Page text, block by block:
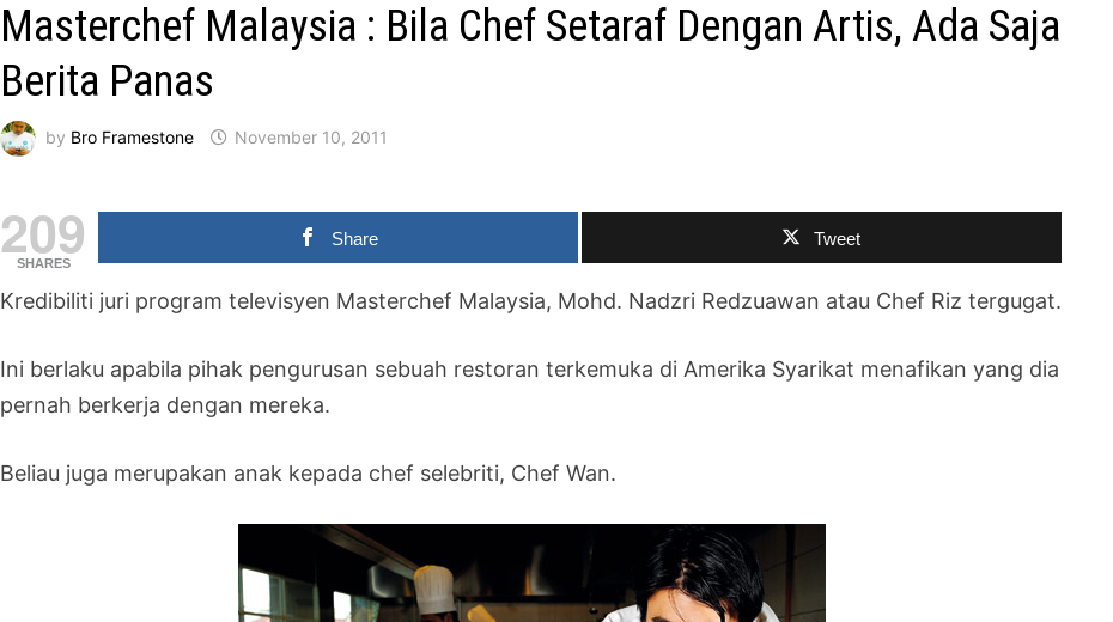
Masterchef Malaysia : Bila Chef Setaraf Dengan Artis, Ada Saja
Berita Panas
by Bro Framestone November 10, 2011
209
SHARES
Share Tweet
Kredibiliti juri program televisyen Masterchef Malaysia, Mohd. Nadzri Redzuawan atau Chef Riz tergugat.
Ini berlaku apabila pihak pengurusan sebuah restoran terkemuka di Amerika Syarikat menafikan yang dia
pernah berkerja dengan mereka.
Beliau juga merupakan anak kepada chef selebriti, Chef Wan.